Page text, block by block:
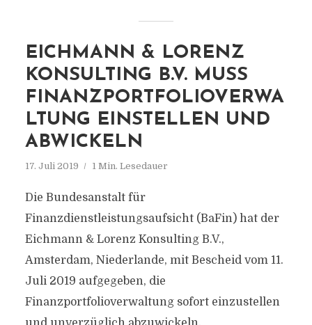
EICHMANN & LORENZ
KONSULTING B.V. MUSS
FINANZPORTFOLIOVERWA
LTUNG EINSTELLEN UND
ABWICKELN
17. Juli 2019 1 Min. Lesedauer
Die Bundesanstalt für
Finanzdienstleistungsaufsicht (BaFin) hat der
Eichmann & Lorenz Konsulting B.V.,
Amsterdam, Niederlande, mit Bescheid vom 11.
Juli 2019 aufgegeben, die
Finanzportfolioverwaltung sofort einzustellen